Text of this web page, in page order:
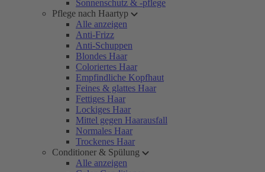
Sonnenschutz & -pflege
Pflege nach Haartyp
Alle anzeigen
Anti-Frizz
Anti-Schuppen
Blondes Haar
Coloriertes Haar
Empfindliche Kopfhaut
Feines & glattes Haar
Fettiges Haar
Lockiges Haar
Mittel gegen Haarausfall
Normales Haar
Trockenes Haar
Conditioner & Spülung
Alle anzeigen